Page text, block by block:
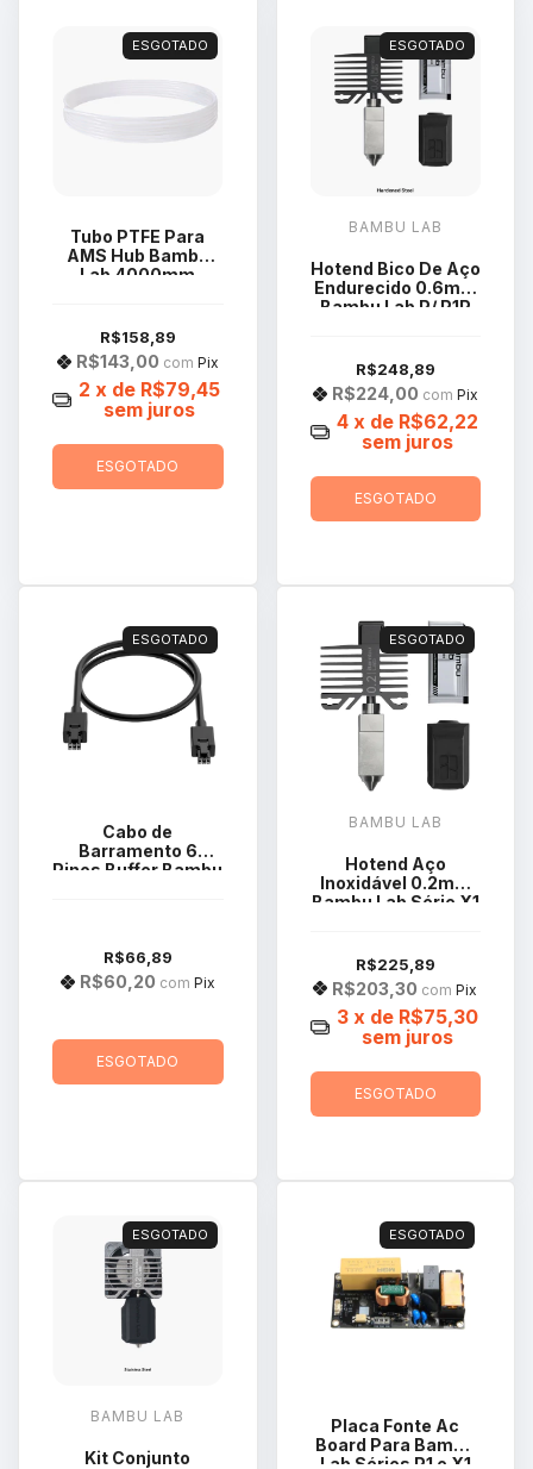
ESGOTADO
Tubo PTFE Para
AMS Hub Bambu
Lab 4000mm
R$158,89
R$143,00 com Pix
2 x de R$79,45
sem juros
ESGOTADO
ESGOTADO
BAMBU LAB
Hotend Bico De Aço
Endurecido 0.6mm
Bambu Lab P/ P1P
R$248,89
R$224,00 com Pix
4 x de R$62,22
sem juros
ESGOTADO
ESGOTADO
Cabo de
Barramento 6
Pinos Buffer Bambu
R$66,89
R$60,20 com Pix
ESGOTADO
ESGOTADO
BAMBU LAB
Hotend Aço
Inoxidável 0.2mm
Bambu Lab Série X1
R$225,89
R$203,30 com Pix
3 x de R$75,30
sem juros
ESGOTADO
ESGOTADO
BAMBU LAB
Kit Conjunto
ESGOTADO
Placa Fonte Ac
Board Para Bambu
Lab Séries P1 e X1